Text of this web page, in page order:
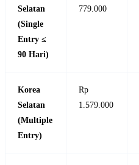
Selatan
(Single
Entry ≤
90 Hari)
779.000
Korea
Selatan
(Multiple
Entry)
Rp
1.579.000